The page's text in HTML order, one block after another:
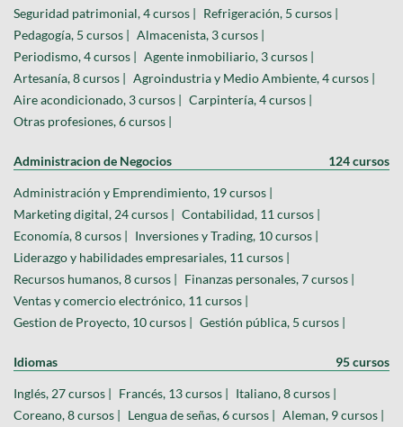
Seguridad patrimonial, 4 cursos | Refrigeración, 5 cursos |
Pedagogía, 5 cursos | Almacenista, 3 cursos |
Periodismo, 4 cursos | Agente inmobiliario, 3 cursos |
Artesanía, 8 cursos | Agroindustria y Medio Ambiente, 4 cursos |
Aire acondicionado, 3 cursos | Carpintería, 4 cursos |
Otras profesiones, 6 cursos |
Administracion de Negocios 124 cursos
Administración y Emprendimiento, 19 cursos |
Marketing digital, 24 cursos | Contabilidad, 11 cursos |
Economía, 8 cursos | Inversiones y Trading, 10 cursos |
Liderazgo y habilidades empresariales, 11 cursos |
Recursos humanos, 8 cursos | Finanzas personales, 7 cursos |
Ventas y comercio electrónico, 11 cursos |
Gestion de Proyecto, 10 cursos | Gestión pública, 5 cursos |
Idiomas 95 cursos
Inglés, 27 cursos | Francés, 13 cursos | Italiano, 8 cursos |
Coreano, 8 cursos | Lengua de señas, 6 cursos | Aleman, 9 cursos |